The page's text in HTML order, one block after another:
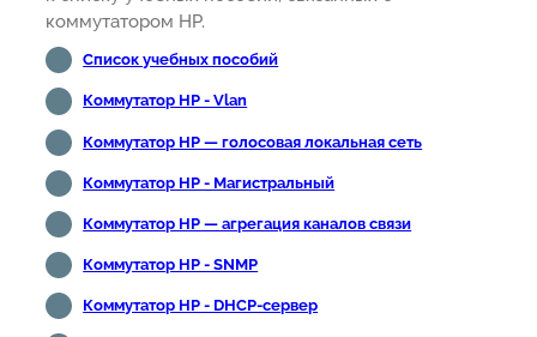
коммутатором HP.
Список учебных пособий
Коммутатор HP - Vlan
Коммутатор HP — голосовая локальная сеть
Коммутатор HP - Магистральный
Коммутатор HP — агрегация каналов связи
Коммутатор HP - SNMP
Коммутатор HP - DHCP-сервер